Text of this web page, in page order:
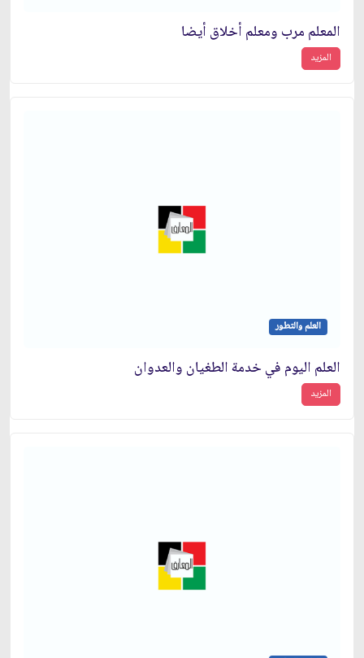
المعلم مرب ومعلم أخلاق أيضا
المزيد
العلم والتطور
العلم اليوم في خدمة الطغيان والعدوان
المزيد